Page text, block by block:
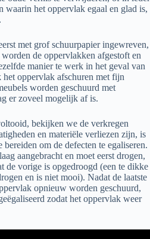
waarin het oppervlak egaal en glad is,
met grof schuurpapier ingewreven,
de oppervlakken afgestoft en
manier te werk in het geval van
oppervlak afschuren met fijn
worden geschuurd met
er zoveel mogelijk af is.
bekijken we de verkregen
en materiële verliezen zijn, is
om de defecten te egaliseren.
aangebracht en moet eerst drogen,
de vorige is opgedroogd (een te dikke
en is niet mooi). Nadat de laatste
opnieuw worden geschuurd,
zodat het oppervlak weer